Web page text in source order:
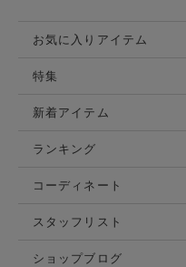
お気に入りアイテム
特集
新着アイテム
ランキング
コーディネート
スタッフリスト
ショップブログ